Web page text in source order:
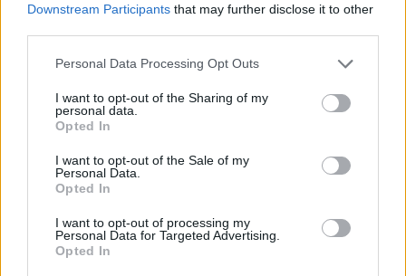
Downstream Participants that may further disclose it to other
Personal Data Processing Opt Outs
I want to opt-out of the Sharing of my
personal data.
Opted In
I want to opt-out of the Sale of my
Personal Data.
Opted In
I want to opt-out of processing my
Personal Data for Targeted Advertising.
Opted In
Στην κορυφή της Δίκτης για τον Αφέντη Χριστό - Εκεί
όπου η πίστη συναντά την παράδοση - Φωτογραφίες
Στην Εισαγγελία η 46χρονη για την υπόθεση της Marfin
μετά την έκδοσή της από τη Βρετανία
Έλεγχοι με drones και MyCoast σε πάνω από 300